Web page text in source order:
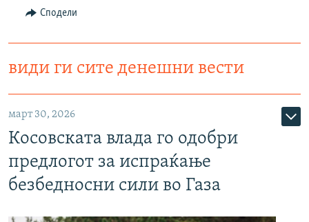
Сподели
види ги сите денешни вести
март 30, 2026
Косовската влада го одобри
предлогот за испраќање
безбедносни сили во Газа